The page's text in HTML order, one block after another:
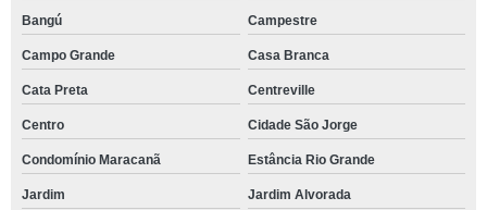
Bangú Campestre
Campo Grande Casa Branca
Cata Preta Centreville
Centro Cidade São Jorge
Condomínio Maracanã Estância Rio Grande
Jardim Jardim Alvorada